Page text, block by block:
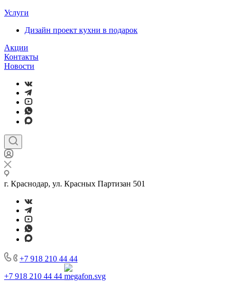
Услуги
Дизайн проект кухни в подарок
Акции
Контакты
Новости
г. Краснодар, ул. Красных Партизан 501
+7 918 210 44 44
+7 918 210 44 44